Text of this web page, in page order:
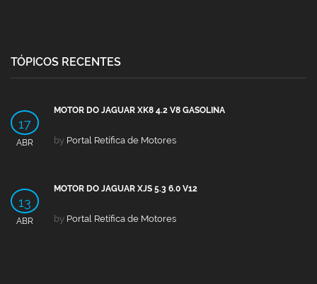
TÓPICOS RECENTES
17
ABR
MOTOR DO JAGUAR XK8 4.2 V8 GASOLINA
by Portal Retífica de Motores
13
ABR
MOTOR DO JAGUAR XJS 5.3 6.0 V12
by Portal Retífica de Motores